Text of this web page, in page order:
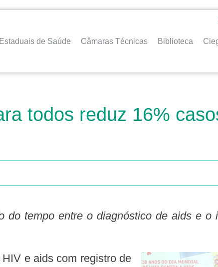
de Saúde Câmaras Técnicas Biblioteca
todos reduz 16%